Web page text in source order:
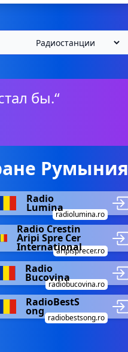
бы.“
Румыния
Radio
Lumina
radiolumina.ro
Radio Crestin
Aripi Spre Cer
International
aripisprecer.ro
Radio
Bucovina
radiobucovina.ro
RadioBestS
ong
radiobestsong.ro